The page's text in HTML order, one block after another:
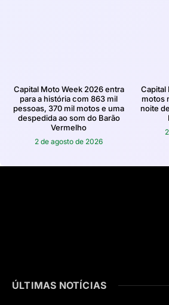
Capital Moto Week 2026 entra
para a história com 863 mil
pessoas, 370 mil motos e uma
despedida ao som do Barão
Vermelho
2 de agosto de 2026
Capital
motos
noite
ÚLTIMAS NOTÍCIAS